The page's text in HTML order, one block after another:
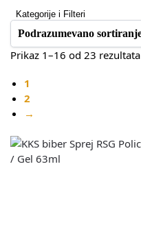
Kategorije i Filteri
Prikaz 1–16 od 23 rezultata
1
2
→